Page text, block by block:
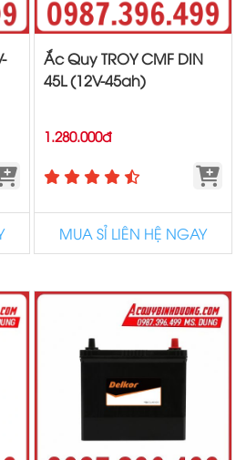
Ắc Quy TROY CMF DIN
45L (12V-45ah)
1.280.000đ
MUA SỈ LIÊN HỆ NGAY